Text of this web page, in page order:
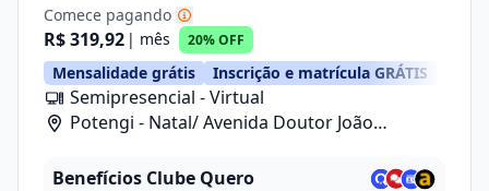
Comece pagando
R$ 319,92 | mês 20% OFF
Mensalidade grátis Inscrição e matrícula GRÁTIS
Semipresencial - Virtual
Potengi - Natal/ Avenida Doutor João
Benefícios Clube Quero